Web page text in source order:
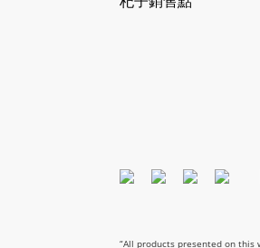
“All products presented on